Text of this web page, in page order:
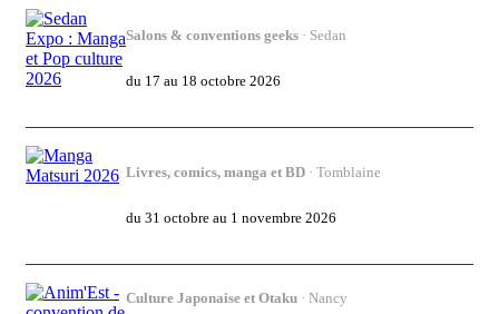
Salons & conventions geeks · Sedan
du 17 au 18 octobre 2026
Livres, comics, manga et BD · Tomblaine
du 31 octobre au 1 novembre 2026
Culture Japonaise et Otaku · Nancy